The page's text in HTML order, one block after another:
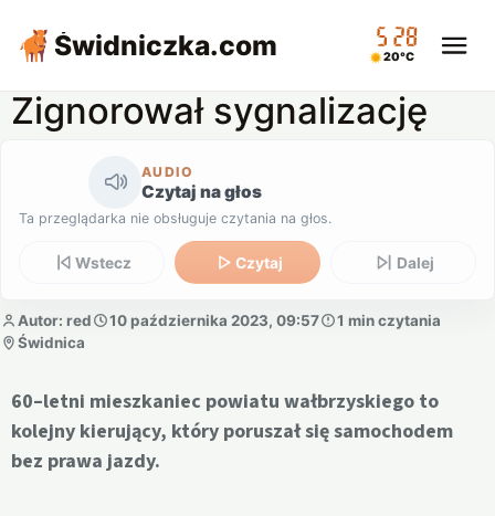
Świdniczka.com 05:28
20°C
Zignorował sygnalizację
AUDIO
Czytaj na głos
Ta przeglądarka nie obsługuje czytania na głos.
Wstecz Czytaj Dalej
Autor: red 10 października 2023, 09:57
1 min czytania
Świdnica
60–letni mieszkaniec powiatu wałbrzyskiego to
kolejny kierujący, który poruszał się samochodem
bez prawa jazdy.